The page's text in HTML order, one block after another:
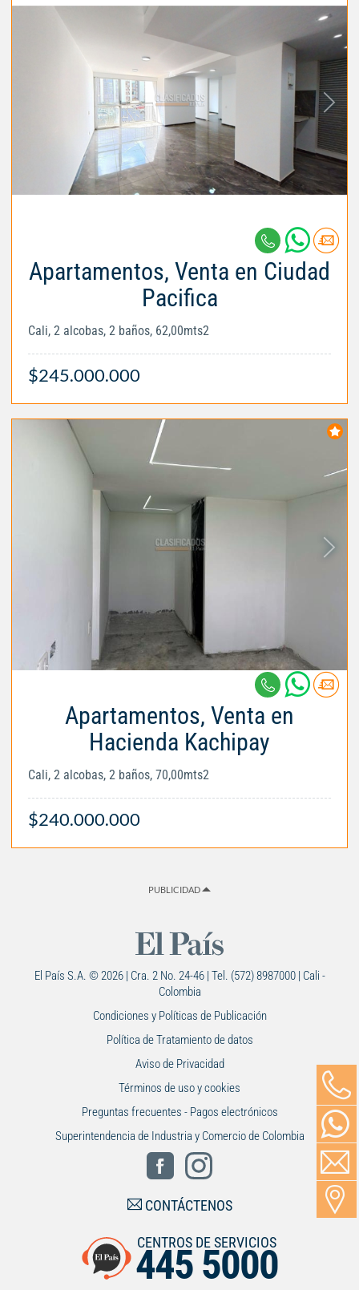
Apartamentos, Venta en Ciudad
Pacifica
Cali, 2 alcobas, 2 baños, 62,00mts2
$245.000.000
Apartamentos, Venta en
Hacienda Kachipay
Cali, 2 alcobas, 2 baños, 70,00mts2
$240.000.000
PUBLICIDAD
El País S.A. © 2026 | Cra. 2 No. 24-46 | Tel. (572) 8987000 | Cali -
Colombia
Condiciones y Políticas de Publicación
Política de Tratamiento de datos
Aviso de Privacidad
Términos de uso y cookies
Preguntas frecuentes - Pagos electrónicos
Superintendencia de Industria y Comercio de Colombia
CONTÁCTENOS
CENTROS DE SERVICIOS
445 5000